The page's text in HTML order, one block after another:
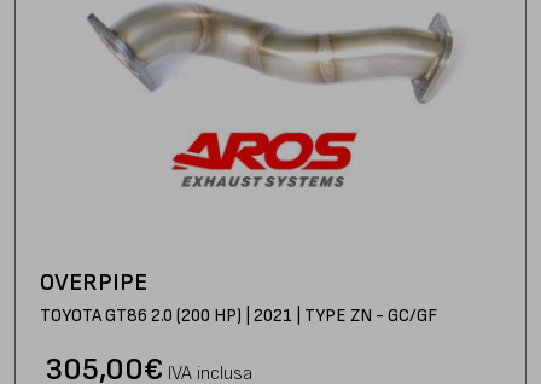
OVERPIPE
TOYOTA GT86 2.0 (200 HP) | 2021 | TYPE ZN - GC/GF
€
305,00 IVA inclusa